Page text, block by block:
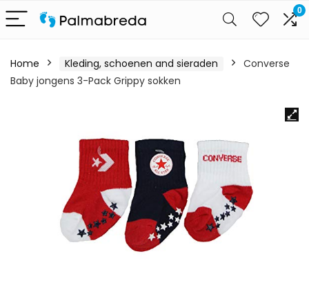
0
Home Kleding, schoenen and sieraden
Converse
Baby jongens 3-Pack Grippy sokken